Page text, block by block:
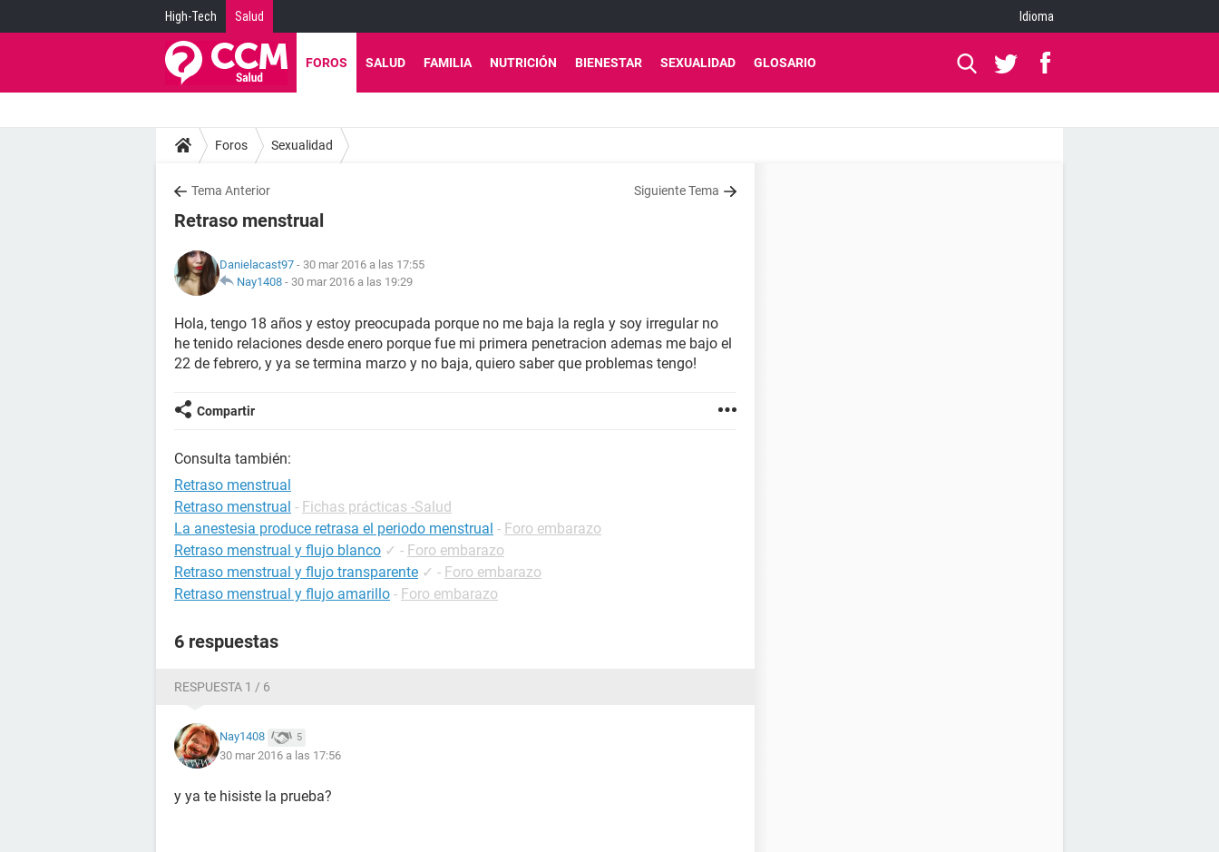
High-Tech Salud Idioma
FOROS SALUD FAMILIA NUTRICIÓN BIENESTAR SEXUALIDAD GLOSARIO
Foros Sexualidad
Tema Anterior Siguiente Tema
Retraso menstrual
Danielacast97 - 30 mar 2016 a las 17:55
Nay1408 - 30 mar 2016 a las 19:29
Hola, tengo 18 años y estoy preocupada porque no me baja la regla y soy irregular no
he tenido relaciones desde enero porque fue mi primera penetracion ademas me bajo el
22 de febrero, y ya se termina marzo y no baja, quiero saber que problemas tengo!
Compartir
Consulta también:
Retraso menstrual
Retraso menstrual - Fichas prácticas -Salud
La anestesia produce retrasa el periodo menstrual - Foro embarazo
Retraso menstrual y flujo blanco ✓ - Foro embarazo
Retraso menstrual y flujo transparente ✓ - Foro embarazo
Retraso menstrual y flujo amarillo - Foro embarazo
6 respuestas
RESPUESTA 1 / 6
Nay1408 5
30 mar 2016 a las 17:56
y ya te hisiste la prueba?